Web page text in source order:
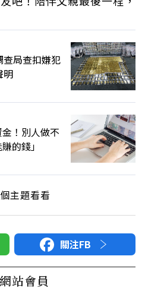
局查扣嫌犯
明
！別人做不
的錢」
主題看看
關注FB
站會員